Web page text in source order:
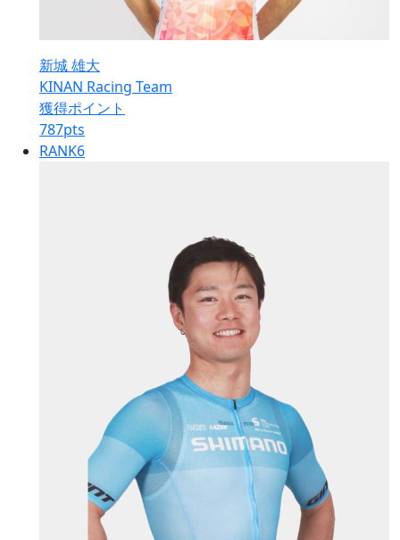
新城 雄大
KINAN Racing Team
獲得ポイント
787pts
RANK6